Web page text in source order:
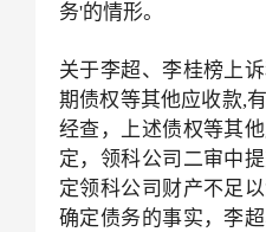
务'的情形。
关于李超、李桂榜上
期债权等其他应收款,
经查，上述债权等其
定，领科公司二审中
定领科公司财产不足
确定债务的事实，李